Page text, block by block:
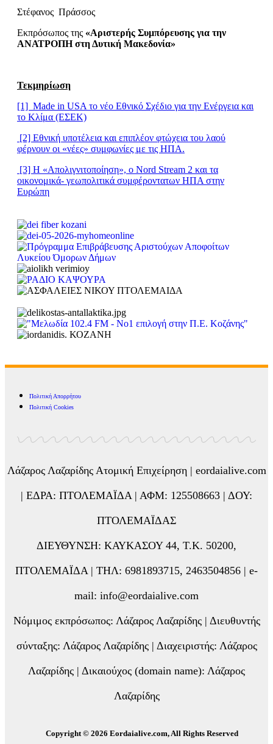
Στέφανος Πράσσος
Εκπρόσωπος της «Αριστερής Συμπόρευσης για την
ΑΝΑΤΡΟΠΗ στη Δυτική Μακεδονία»
Τεκμηρίωση
[1] Μade in USA το νέο Εθνικό Σχέδιο για την Ενέργεια και
το Κλίμα (ΕΣΕΚ)
[2] Εθνική υποτέλεια και επιπλέον φτώχεια του λαού
φέρνουν οι «νέες» συμφωνίες με τις ΗΠΑ.
[3] Η «Απολιγνιτοποίηση», ο Nord Stream 2 και τα
οικονομικά- γεωπολιτικά συμφέροντατων ΗΠΑ στην
Ευρώπη
Πολιτική Απορρήτου
Πολιτική Cookies
Λάζαρος Λαζαρίδης Ατομική Επιχείρηση | eordaialive.com
| ΕΔΡΑ: ΠΤΟΛΕΜΑΪΔΑ | ΑΦΜ: 125508663 | ΔΟΥ:
ΠΤΟΛΕΜΑΪΔΑΣ
ΔΙΕΥΘΥΝΣΗ: ΚΑΥΚΑΣΟΥ 44, Τ.Κ. 50200,
ΠΤΟΛΕΜΑΪΔΑ | ΤΗΛ: 6981893715, 2463504856 | e-
mail: info@eordaialive.com
Νόμιμος εκπρόσωπος: Λάζαρος Λαζαρίδης | Διευθυντής
σύνταξης: Λάζαρος Λαζαρίδης | Διαχειριστής: Λάζαρος
Λαζαρίδης | Δικαιούχος (domain name): Λάζαρος
Λαζαρίδης
Copyright © 2026 Eordaialive.com, All Rights Reserved